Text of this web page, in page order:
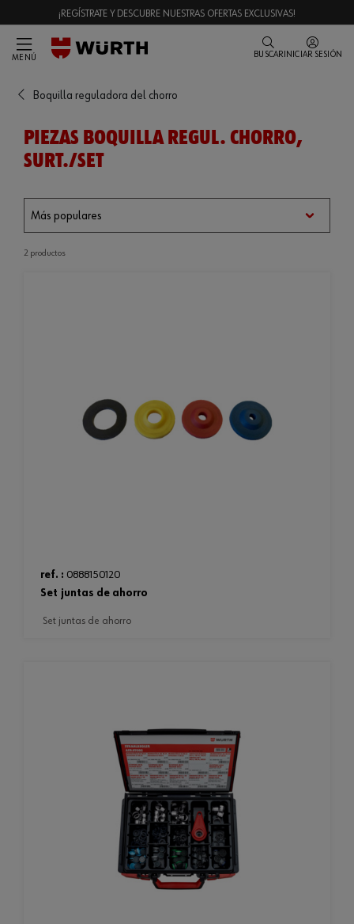
¡REGÍSTRATE Y DESCUBRE NUESTRAS OFERTAS EXCLUSIVAS!
MENÚ BUSCAR INICIAR SESIÓN
Boquilla reguladora del chorro
PIEZAS BOQUILLA REGUL. CHORRO,
SURT./SET
2 productos
ref. : 0888150120
set juntas de ahorro
set juntas de ahorro